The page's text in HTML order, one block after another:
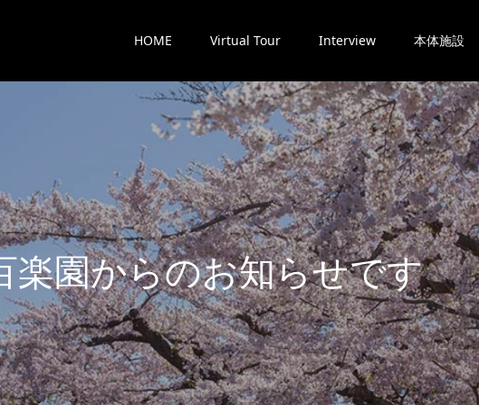
HOME Virtual Tour Interview 本体施設
楽園からのお知らせです。
最